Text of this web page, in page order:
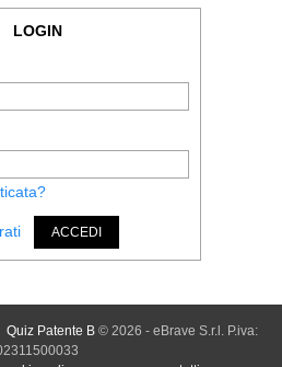
LOGIN
ACCEDI
Quiz Patente B© 2026 - eBrave S.r.l. P.iva: